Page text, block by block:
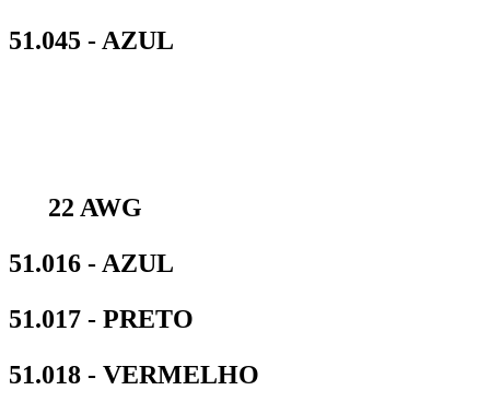
51.045 - AZUL
22 AWG
51.016 - AZUL
51.017 - PRETO
51.018 - VERMELHO